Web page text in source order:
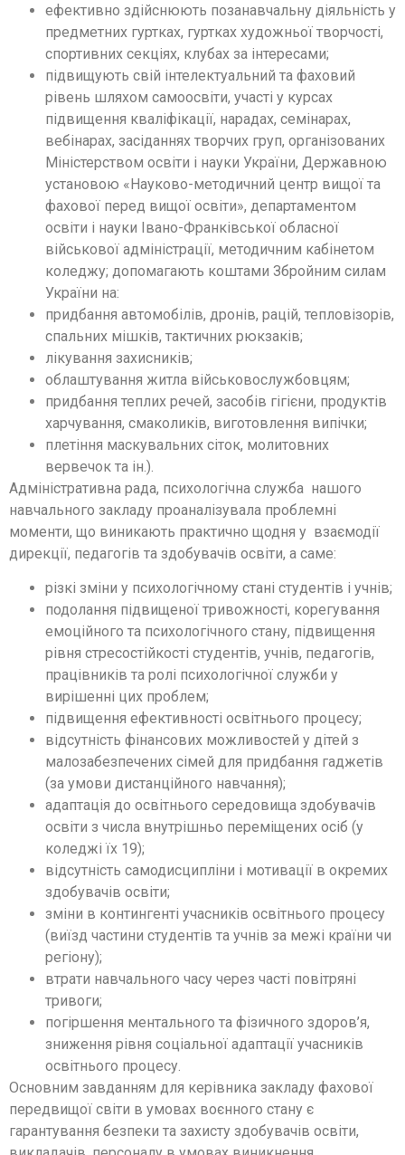
ефективно здійснюють позанавчальну діяльність у
предметних гуртках, гуртках художньої творчості,
спортивних секціях, клубах за інтересами;
підвищують свій інтелектуальний та фаховий
рівень шляхом самоосвіти, участі у курсах
підвищення кваліфікації, нарадах, семінарах,
вебінарах, засіданнях творчих груп, організованих
Міністерством освіти і науки України, Державною
установою «Науково-методичний центр вищої та
фахової перед вищої освіти», департаментом
освіти і науки Івано-Франківської обласної
військової адміністрації, методичним кабінетом
коледжу; допомагають коштами Збройним силам
України на:
придбання автомобілів, дронів, рацій, тепловізорів,
спальних мішків, тактичних рюкзаків;
лікування захисників;
облаштування житла військовослужбовцям;
придбання теплих речей, засобів гігієни, продуктів
харчування, смаколиків, виготовлення випічки;
плетіння маскувальних сіток, молитовних
вервечок та ін.).
Адміністративна рада, психологічна служба нашого
навчального закладу проаналізувала проблемні
моменти, що виникають практично щодня у взаємодії
дирекції, педагогів та здобувачів освіти, а саме:
різкі зміни у психологічному стані студентів і учнів;
подолання підвищеної тривожності, корегування
емоційного та психологічного стану, підвищення
рівня стресостійкості студентів, учнів, педагогів,
працівників та ролі психологічної служби у
вирішенні цих проблем;
підвищення ефективності освітнього процесу;
відсутність фінансових можливостей у дітей з
малозабезпечених сімей для придбання гаджетів
(за умови дистанційного навчання);
адаптація до освітнього середовища здобувачів
освіти з числа внутрішньо переміщених осіб (у
коледжі їх 19);
відсутність самодисципліни і мотивації в окремих
здобувачів освіти;
зміни в контингенті учасників освітнього процесу
(виїзд частини студентів та учнів за межі країни чи
регіону);
втрати навчального часу через часті повітряні
тривоги;
погіршення ментального та фізичного здоров’я,
зниження рівня соціальної адаптації учасників
освітнього процесу.
Основним завданням для керівника закладу фахової
передвищої світи в умовах воєнного стану є
гарантування безпеки та захисту здобувачів освіти,